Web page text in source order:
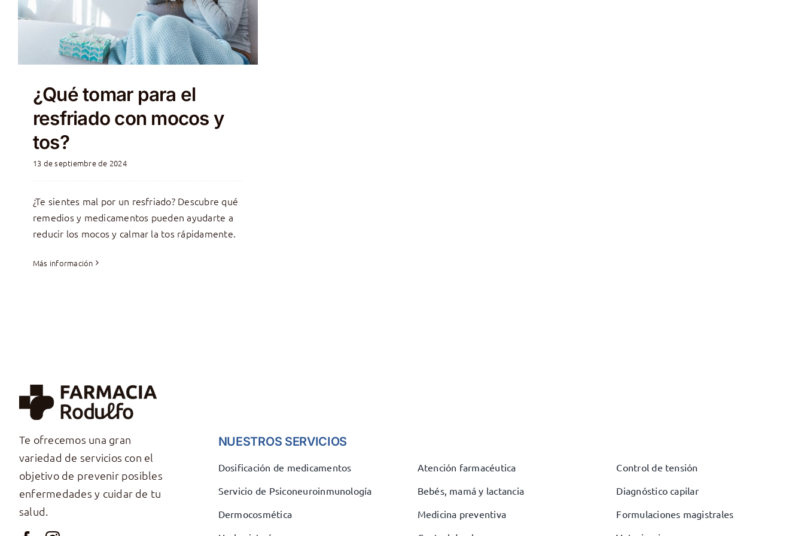
¿Qué tomar para el
resfriado con mocos y
tos?
13 de septiembre de 2024
¿Te sientes mal por un resfriado? Descubre qué
remedios y medicamentos pueden ayudarte a
reducir los mocos y calmar la tos rápidamente.
Más información
Te ofrecemos una gran
variedad de servicios con el
objetivo de prevenir posibles
enfermedades y cuidar de tu
salud.
NUESTROS SERVICIOS
Dosificación de medicamentos
Servicio de Psiconeuroinmunología
Dermocosmética
Atención farmacéutica
Bebés, mamá y lactancia
Medicina preventiva
Control de tensión
Diagnóstico capilar
Formulaciones magistrales